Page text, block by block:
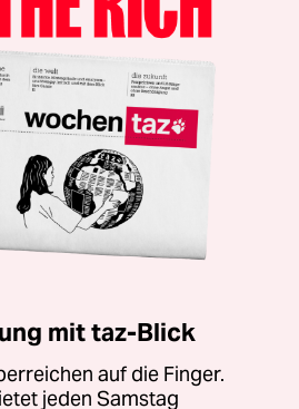
mit taz-Blick
auf die Finger.
jeden Samstag